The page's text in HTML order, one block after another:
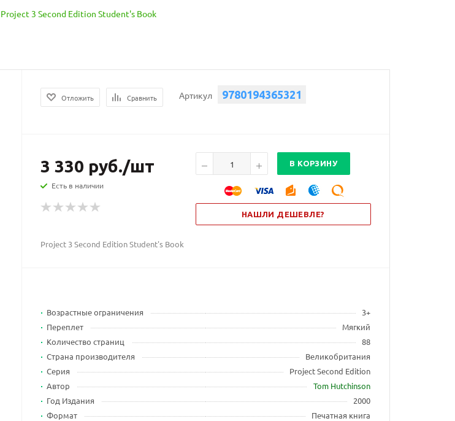
Project 3 Second Edition Student's Book
Отложить Сравнить Артикул 9780194365321
3 330 руб./шт
Есть в наличии
В КОРЗИНУ
НАШЛИ ДЕШЕВЛЕ?
Project 3 Second Edition Student's Book
Возрастные ограничения
3+
Переплет
Мягкий
Количество страниц
88
Страна производителя
Великобритания
Серия
Project Second Edition
Автор
Tom Hutchinson
Год Издания
2000
Формат
Печатная книга